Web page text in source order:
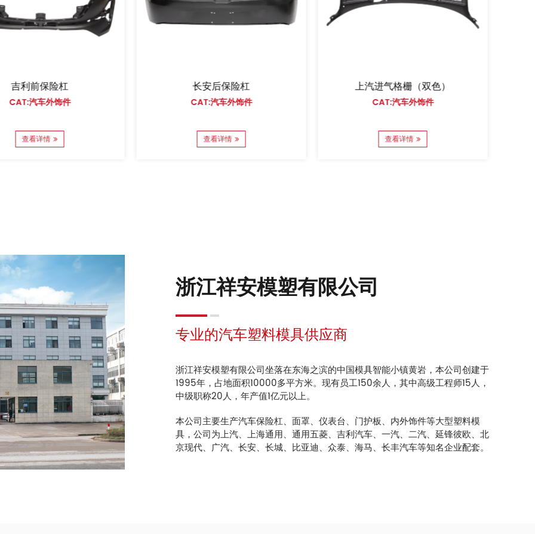
吉利前保险杠
CAT:汽车外饰件
查看详情
长安后保险杠
CAT:汽车外饰件
查看详情
上汽进气格栅（双色）
CAT:汽车外饰件
查看详情
浙江祥安模塑有限公司
专业的汽车塑料模具供应商
浙江祥安模塑有限公司坐落在东海之滨的中国模具智能小镇黄岩，本公司创建于
1995年，占地面积10000多平方米。现有员工150余人，其中高级工程师15人，
中级职称20人，年产值1亿元以上。
本公司主要生产汽车保险杠、面罩、仪表台、门护板、内外饰件等大型塑料模
具，公司为上汽、上海通用、通用五菱、吉利汽车、一汽、二汽、延锋彼欧、北
京现代、广汽、长安、长城、比亚迪、众泰、海马、长丰汽车等知名企业配套。